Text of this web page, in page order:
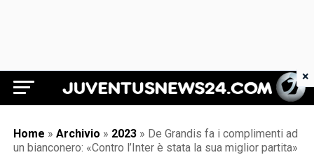
Juventus News 24
Home » Archivio » 2023 » De Grandis fa i complimenti ad
un bianconero: «Contro l’Inter è stata la sua miglior partita»
×